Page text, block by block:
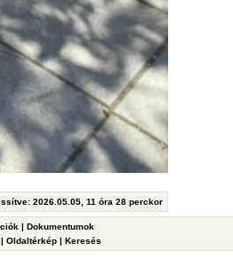
2026.05.05, 11 óra 28 perckor
| Dokumentumok
| Oldaltérkép | Keresés